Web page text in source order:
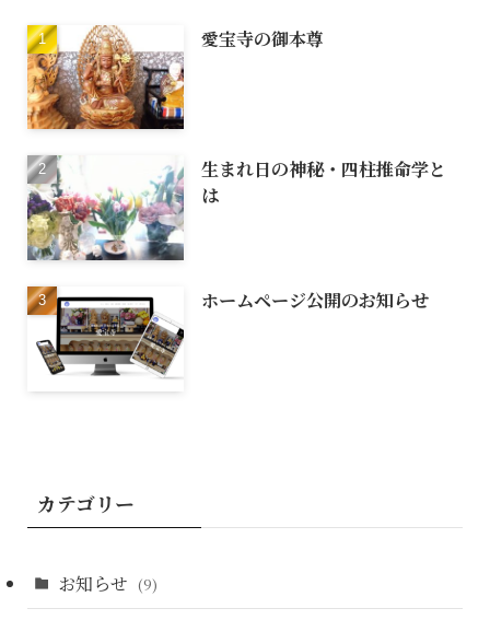
愛宝寺の御本尊
生まれ日の神秘・四柱推命学と
は
ホームページ公開のお知らせ
カテゴリー
お知らせ (9)